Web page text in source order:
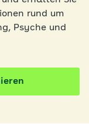
rund um
Psyche und